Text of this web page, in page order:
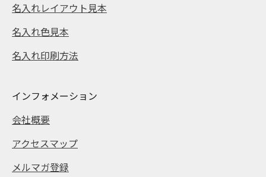
名入れレイアウト見本
名入れ色見本
名入れ印刷方法
インフォメーション
会社概要
アクセスマップ
メルマガ登録